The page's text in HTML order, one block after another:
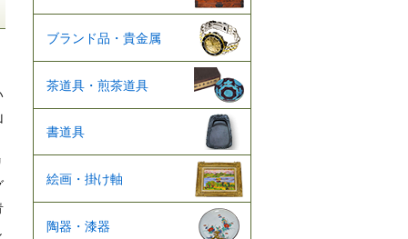
ブランド品・貴金属
茶道具・煎茶道具
書道具
絵画・掛け軸
陶器・漆器